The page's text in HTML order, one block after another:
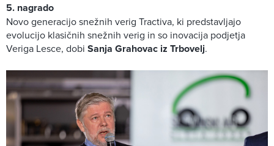
5. nagrado
Novo generacijo snežnih verig Tractiva, ki predstavljajo
evolucijo klasičnih snežnih verig in so inovacija podjetja
Veriga Lesce, dobi Sanja Grahovac iz Trbovelj.